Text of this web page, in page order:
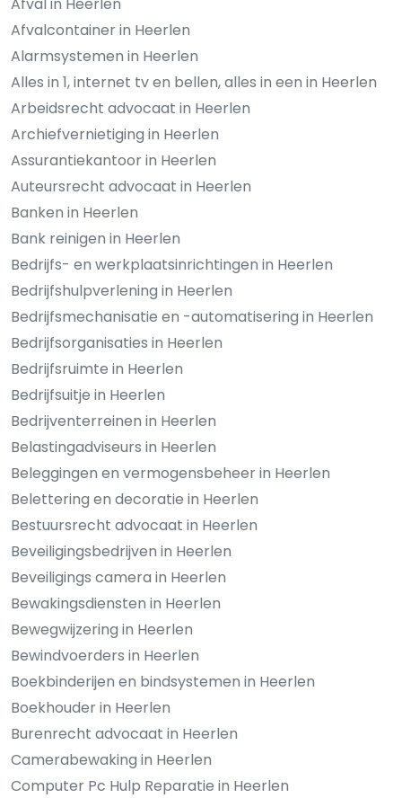
Afval in Heerlen
Afvalcontainer in Heerlen
Alarmsystemen in Heerlen
Alles in 1, internet tv en bellen, alles in een in Heerlen
Arbeidsrecht advocaat in Heerlen
Archiefvernietiging in Heerlen
Assurantiekantoor in Heerlen
Auteursrecht advocaat in Heerlen
Banken in Heerlen
Bank reinigen in Heerlen
Bedrijfs- en werkplaatsinrichtingen in Heerlen
Bedrijfshulpverlening in Heerlen
Bedrijfsmechanisatie en -automatisering in Heerlen
Bedrijfsorganisaties in Heerlen
Bedrijfsruimte in Heerlen
Bedrijfsuitje in Heerlen
Bedrijventerreinen in Heerlen
Belastingadviseurs in Heerlen
Beleggingen en vermogensbeheer in Heerlen
Belettering en decoratie in Heerlen
Bestuursrecht advocaat in Heerlen
Beveiligingsbedrijven in Heerlen
Beveiligings camera in Heerlen
Bewakingsdiensten in Heerlen
Bewegwijzering in Heerlen
Bewindvoerders in Heerlen
Boekbinderijen en bindsystemen in Heerlen
Boekhouder in Heerlen
Burenrecht advocaat in Heerlen
Camerabewaking in Heerlen
Computer Pc Hulp Reparatie in Heerlen